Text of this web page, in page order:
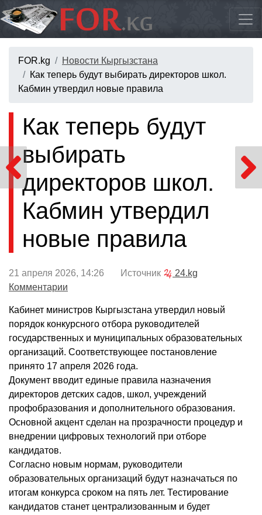
FOR.kg
Новости Кыргызстана
Как теперь будут выбирать директоров школ.
Кабмин утвердил новые правила
Как теперь будут
выбирать
директоров школ.
Кабмин утвердил
новые правила
21 апреля 2026, 14:26 Источник
24.kg
Комментарии
Кабинет министров Кыргызстана утвердил новый
порядок конкурсного отбора руководителей
государственных и муниципальных образовательных
организаций. Соответствующее постановление
принято 17 апреля 2026 года.
Документ вводит единые правила назначения
директоров детских садов, школ, учреждений
профобразования и дополнительного образования.
Основной акцент сделан на прозрачности процедур и
внедрении цифровых технологий при отборе
кандидатов.
Согласно новым нормам, руководители
образовательных организаций будут назначаться по
итогам конкурса сроком на пять лет. Тестирование
кандидатов станет централизованным и будет